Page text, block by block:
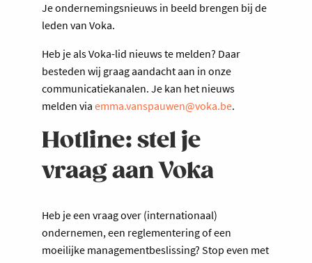
Je ondernemingsnieuws in beeld brengen bij de
leden van Voka.
Heb je als Voka-lid nieuws te melden? Daar
besteden wij graag aandacht aan in onze
communicatiekanalen. Je kan het nieuws
melden via emma.vanspauwen@voka.be.
Hotline: stel je
vraag aan Voka
Heb je een vraag over (internationaal)
ondernemen, een reglementering of een
moeilijke managementbeslissing? Stop even met